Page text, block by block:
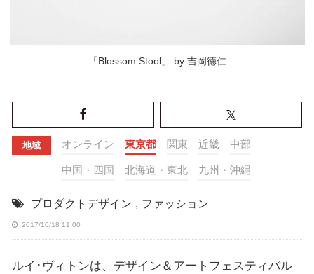
「Blossom Stool」 by 吉岡徳仁
地域 オンライン 東京都 関東 近畿 中部
中国・四国 北海道・東北 九州・沖縄
プロダクトデザイン , ファッション
2017/10/18 11:00
ルイ･ヴィトンは、デザイン＆アートフェスティバル